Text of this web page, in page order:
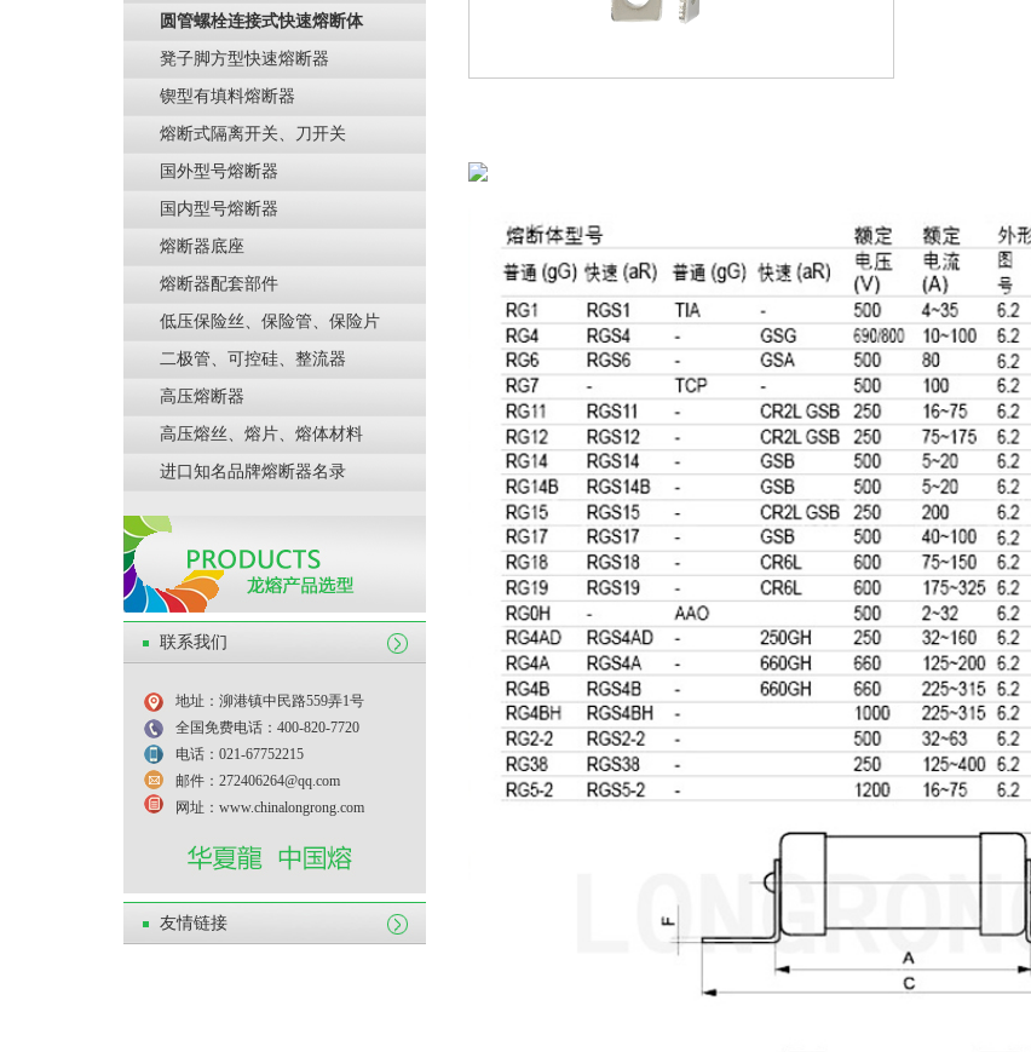
圆管螺栓连接式快速熔断体
凳子脚方型快速熔断器
锲型有填料熔断器
熔断式隔离开关、刀开关
国外型号熔断器
国内型号熔断器
熔断器底座
熔断器配套部件
低压保险丝、保险管、保险片
二极管、可控硅、整流器
高压熔断器
高压熔丝、熔片、熔体材料
进口知名品牌熔断器名录
联系我们
地址：泖港镇中民路559弄1号
全国免费电话：400-820-7720
电话：021-67752215
邮件：272406264@qq.com
网址：www.chinalongrong.com
友情链接